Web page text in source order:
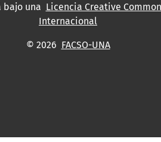
bajo una Licencia Creative
Internacional
© 2026 FACSO-UNA